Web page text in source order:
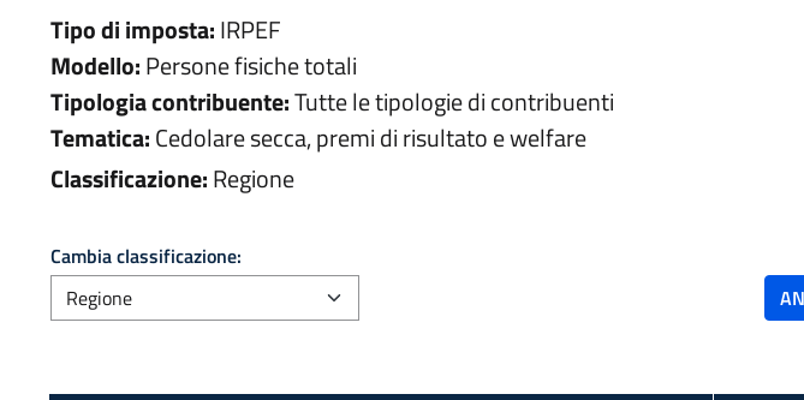
Tipo di imposta:IRPEF
Modello:Persone fisiche totali
Tipologia contribuente:Tutte le tipologie di contribuenti
Tematica:Cedolare secca, premi di risultato e welfare
Classificazione:Regione
Cambia classificazione: